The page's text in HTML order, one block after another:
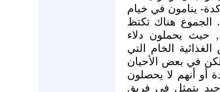
ينامون في خيام
الجموع هناك تكتظ
حيث يحملون دلاء
الخام التي
في بعض الأحيان
أو أنهم لا يحصلون
يتمثل في فريق